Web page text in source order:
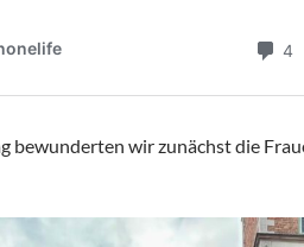
bewunderten wir zunächst die